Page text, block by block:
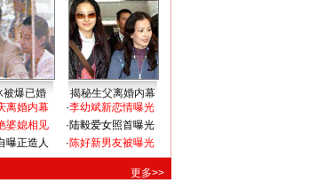
被爆已婚
揭秘生父离婚内幕
离婚内幕
婆媳相见
曝正造人
·李幼斌新恋情曝光
·陆毅爱女照首曝光
·陈好新男友被曝光
更多>>